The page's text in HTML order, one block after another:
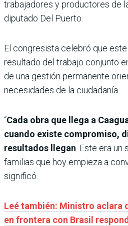
trabajadores y productores de
diputado Del Puerto.
El congresista celebró que
resultado del trabajo conjunto
de una gestión permanente
necesidades de la ciudadanía.
“Cada obra que llega a
cuando existe compromiso,
resultados llegan. Este era un
familias que hoy empieza a
significó.
Leé también: Ministro aclara
en frontera con Brasil